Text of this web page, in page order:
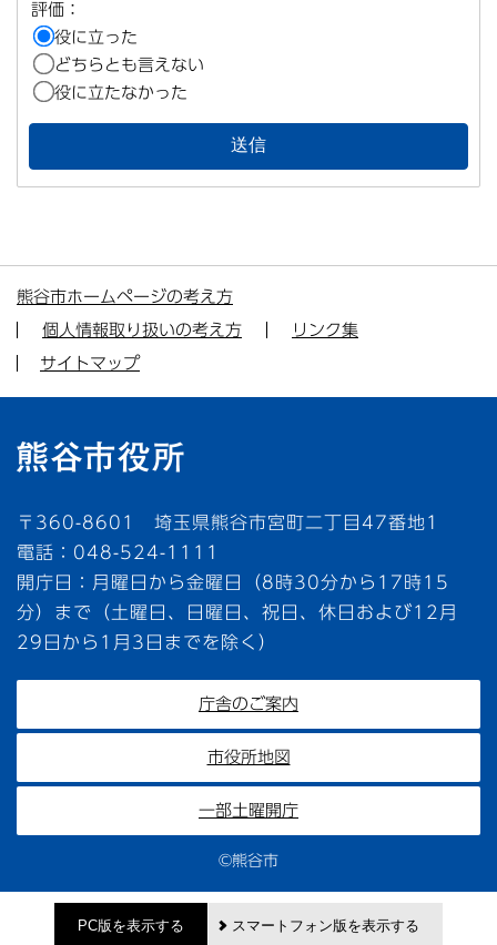
評価：
役に立った
どちらとも言えない
役に立たなかった
熊谷市ホームページの考え方
個人情報取り扱いの考え方
リンク集
サイトマップ
〒360-8601 埼玉県熊谷市宮町二丁目47番地1
電話：048-524-1111
開庁日：月曜日から金曜日（8時30分から17時15
分）まで（土曜日、日曜日、祝日、休日および12月
29日から1月3日までを除く）
庁舎のご案内
市役所地図
一部土曜開庁
©熊谷市
PC版を表示する スマートフォン版を表示する